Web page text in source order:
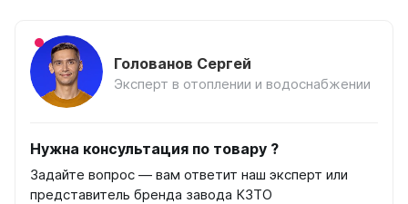
Завалинки
Зеркало А40
Голованов Сергей
Эксперт в отоплении и водоснабжении
Нужна консультация по товару ?
Задайте вопрос — вам ответит наш эксперт или
представитель бренда завода КЗТО